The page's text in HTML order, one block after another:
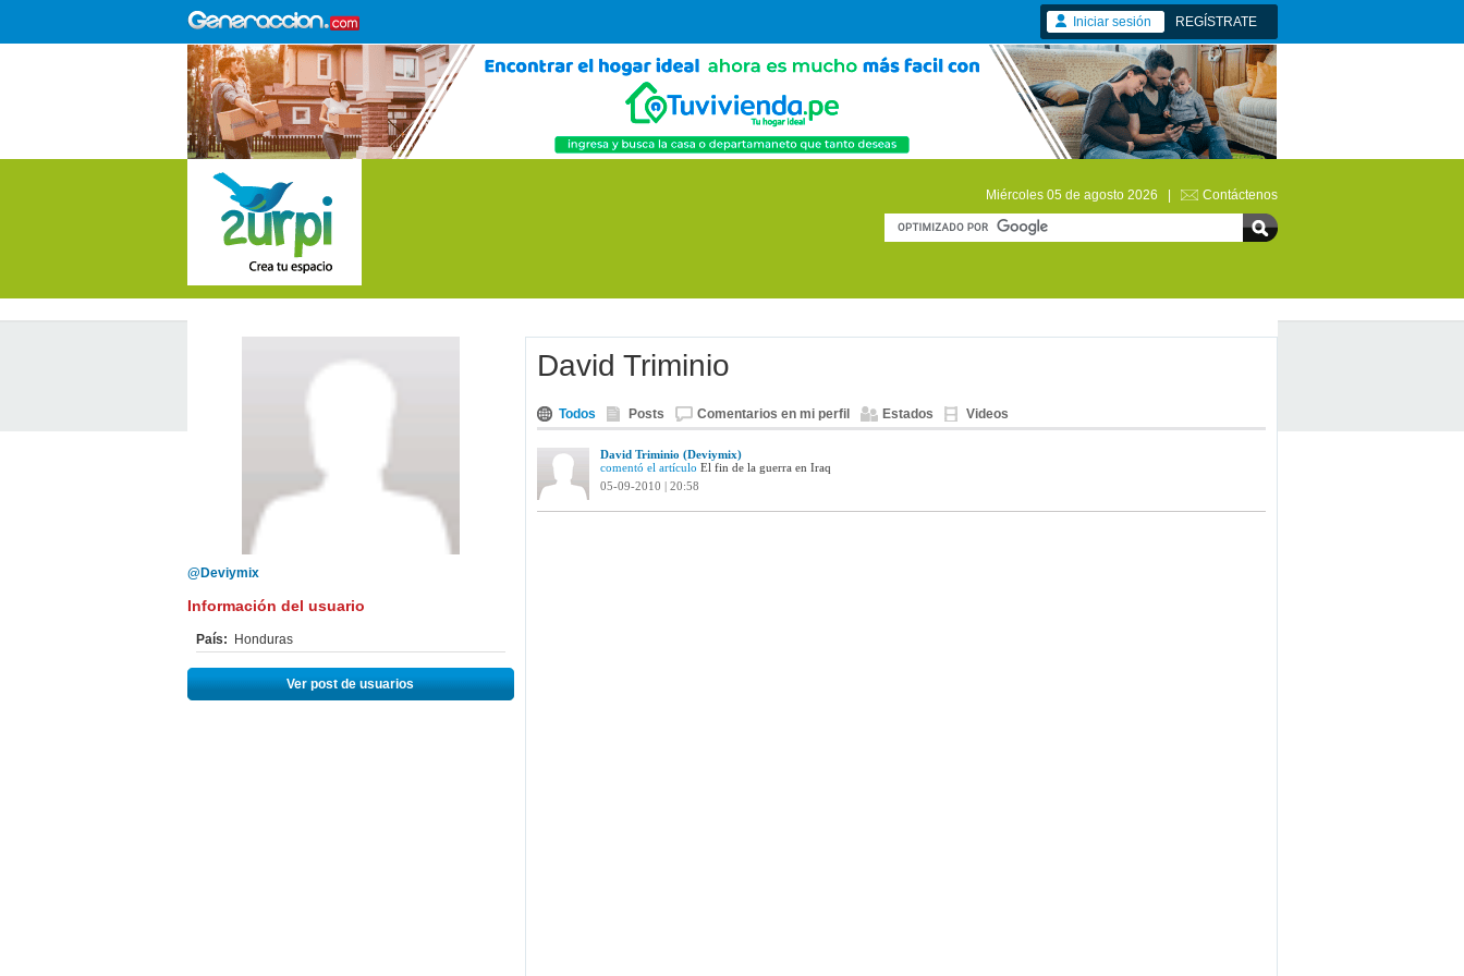
Iniciar sesión REGÍSTRATE
Miércoles 05 de agosto 2026 | Contáctenos
@Deviymix
Información del usuario
País: Honduras
Ver post de usuarios
David Triminio
Todos Posts Comentarios en mi perfil Estados Videos
David Triminio (Deviymix)
comentó el artículo El fin de la guerra en Iraq
05-09-2010 | 20:58